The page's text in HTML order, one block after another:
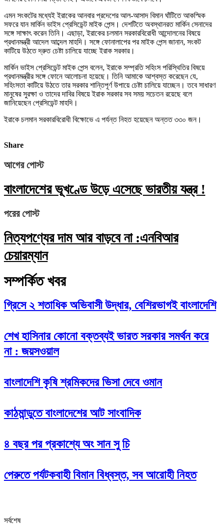
এমন সংকটের মধ্যেই ইরাকের আনবার প্রদেশের আল-আসাদ বিমান ঘাঁটিতে আকস্মিক
সফরে যান মার্কিন ভাইস প্রেসিডেন্ট মাইক পেন্স। দেশটিতে অবস্থানরত মার্কিন সেনাদের
সঙ্গে সাক্ষাৎ করেন তিনি। এছাড়া, ইরাকের চলমান সরকারবিরোধী আন্দোলনের বিষয়ে
প্রধানমন্ত্রী আদেল আব্দেল মাহদি। সঙ্গে ফোনালাপের পর মাইক পেন্স জানান, সংকট
কাটিয়ে উঠতে দ্রুত চেষ্টা চালিয়ে যাচ্ছে ইরাক সরকার।
মার্কিন ভাইস প্রেসিডেন্ট মাইক পেন্স বলেন, ইরাকে সম্প্রতি সহিংস পরিস্থিতির বিষয়ে
প্রধানমন্ত্রীর সঙ্গে ফোনে আলোচনা হয়েছে। তিনি আমাকে আশ্বস্ত করেছেন যে,
সহিংসতা কাটিয়ে উঠতে তার সরকার শান্তিপূর্ণ উপায়ে চেষ্টা চালিয়ে যাচ্ছেন। তবে সাধারণ
মানুষের সুরক্ষা ও তাদের দাবির বিষয়ে ইরাক সরকার সব সময় সচেতন রয়েছে বলে
জানিয়েছেন প্রেসিডেন্ট মাহদি।
ইরাকে চলমান সরকারবিরোধী বিক্ষোভে এ পর্যন্ত নিহত হয়েছেন অন্তত ৩৩০ জন।
Share
আগের পোস্ট
বাংলাদেশের ভূখণ্ডে উড়ে এসেছে ভারতীয় যন্ত্র !
পরের পোস্ট
নিত্যপণ্যের দাম আর বাড়বে না :এনবিআর
চেয়ারম্যান
সম্পর্কিত খবর
গ্রিসে ২ শতাধিক অভিবাসী উদ্ধার, বেশিরভাগই বাংলাদেশি
‌শেখ হাসিনার কোনো বক্তব্যই ভারত সরকার সমর্থন করে
না : জয়সওয়াল
বাংলাদেশি কৃষি শ্রমিকদের ভিসা দেবে ওমান
কাঠমান্ডুতে বাংলাদেশের আট সাংবাদিক
৪ বছর পর প্রকাশ্যে অং সান সু চি
পেরুতে পর্যটকবাহী বিমান বিধ্বস্ত, সব আরোহী নিহত
সর্বশেষ